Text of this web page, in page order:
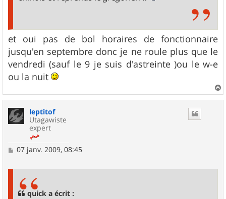
et oui pas de bol horaires de fonctionnaire
jusqu'en septembre donc je ne roule plus que le
vendredi (sauf le 9 je suis d'astreinte )ou le w-e
ou la nuit
a
leptitof
Utagawiste
expert
M
07 janv. 2009, 08:45
quick a écrit :